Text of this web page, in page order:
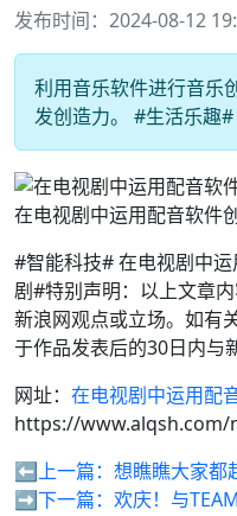
发布时间：2024-08-12
利用音乐软件进行音乐
发创造力。 #生活乐趣
在电视剧中运用配音软件
#智能科技# 在电视剧中
剧#特别声明：以上文章
新浪网观点或立场。如有
于作品发表后的30日内与
网址： 在电视剧中运用配
https://www.alqsh.com/
⬅️上一篇： 想瞧瞧大家都
➡️下一篇： 欢庆！与